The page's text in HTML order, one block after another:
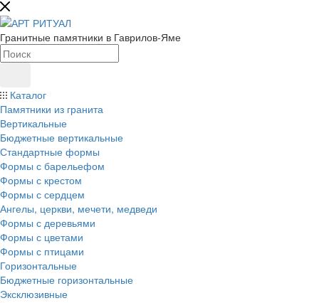
Гранитные памятники в Гаврилов-Яме
Каталог
Памятники из гранита
Вертикальные
Бюджетные вертикальные
Стандартные формы
Формы с барельефом
Формы с крестом
Формы с сердцем
Ангелы, церкви, мечети, медведи
Формы с деревьями
Формы с цветами
Формы с птицами
Горизонтальные
Бюджетные горизонтальные
Эксклюзивные